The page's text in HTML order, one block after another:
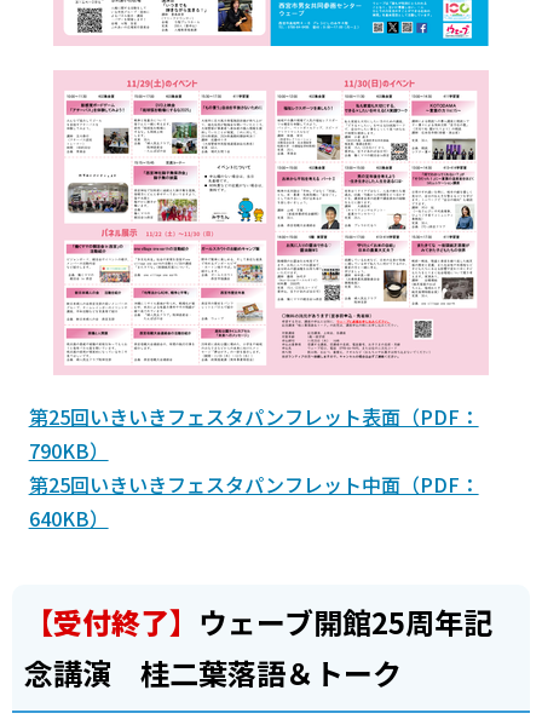
第25回いきいきフェスタパンフレット表面（PDF：
790KB）
第25回いきいきフェスタパンフレット中面（PDF：
640KB）
【受付終了】 ウェーブ開館25周年記
念講演 桂二葉落語＆トーク